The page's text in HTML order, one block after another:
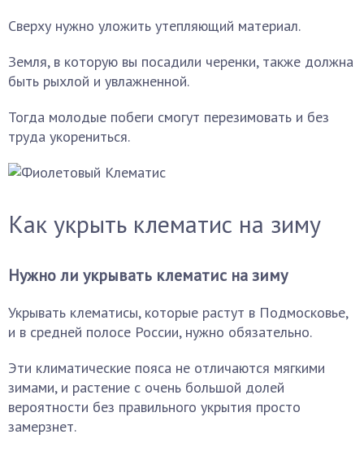
Сверху нужно уложить утепляющий материал.
Земля, в которую вы посадили черенки, также должна
быть рыхлой и увлажненной.
Тогда молодые побеги смогут перезимовать и без
труда укорениться.
Как укрыть клематис на зиму
Нужно ли укрывать клематис на зиму
Укрывать клематисы, которые растут в Подмосковье,
и в средней полосе России, нужно обязательно.
Эти климатические пояса не отличаются мягкими
зимами, и растение с очень большой долей
вероятности без правильного укрытия просто
замерзнет.